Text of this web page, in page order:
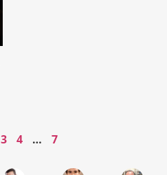
3 4 … 7